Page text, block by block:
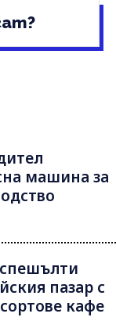
машина за
пазар с
кафе